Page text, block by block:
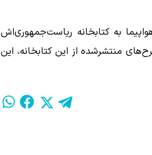
به کتابخانه ریاست‌جمهوری‌اش
منتشرشده از این کتابخانه، این